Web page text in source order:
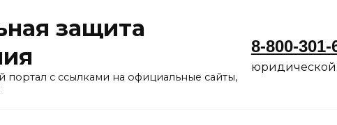
защита
с ссылками на официальные сайты,
8-800-301-